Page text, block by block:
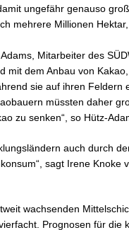
ungefähr genauso
mehrere Millionen
Mitarbeiter des
mit dem Anbau von
sie auf ihren Feldern
müssten daher
zu senken“, so Hütz-
auch durch
sagt Irene Knoke
wachsenden
Prognosen für die